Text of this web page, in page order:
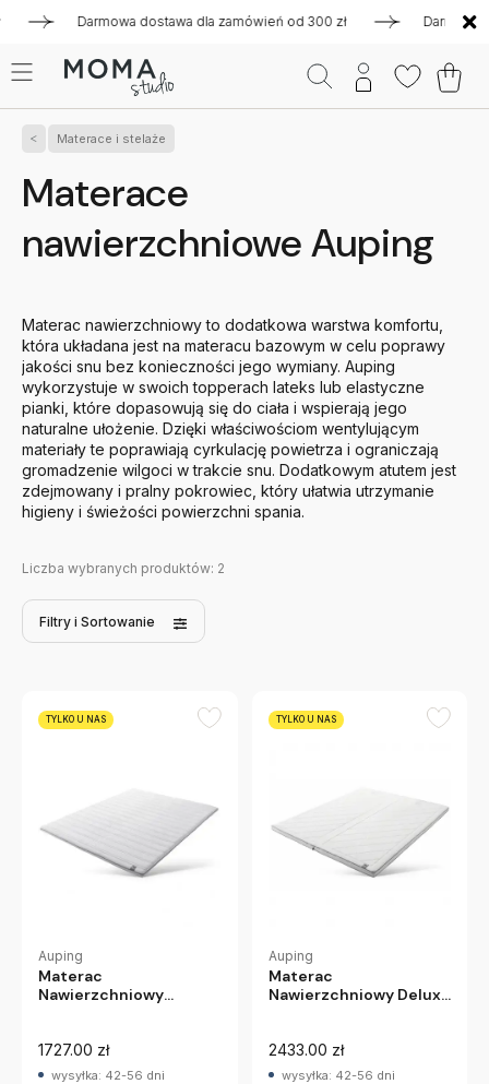
Darmowa dostawa dla zamówień od 300 zł Darmowa
Materace i stelaże
Materace
nawierzchniowe Auping
Materac nawierzchniowy to dodatkowa warstwa komfortu,
która układana jest na materacu bazowym w celu poprawy
jakości snu bez konieczności jego wymiany. Auping
wykorzystuje w swoich topperach lateks lub elastyczne
pianki, które dopasowują się do ciała i wspierają jego
naturalne ułożenie. Dzięki właściwościom wentylującym
materiały te poprawiają cyrkulację powietrza i ograniczają
gromadzenie wilgoci w trakcie snu. Dodatkowym atutem jest
zdejmowany i pralny pokrowiec, który ułatwia utrzymanie
higieny i świeżości powierzchni spania.
Liczba wybranych produktów: 2
Filtry i Sortowanie
TYLKO U NAS
Auping
Materac
Nawierzchniowy
1727.00 zł
wysyłka: 42-56 dni
TYLKO U NAS
Auping
Materac
Nawierzchniowy Deluxe
2433.00 zł
wysyłka: 42-56 dni